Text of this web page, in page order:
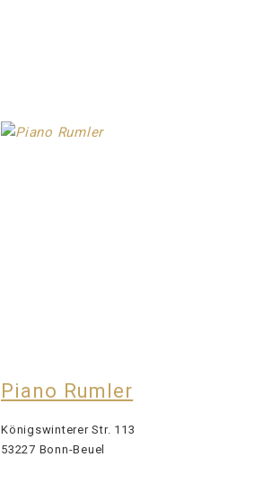
Piano Rumler
Königswinterer Str. 113
53227 Bonn-Beuel